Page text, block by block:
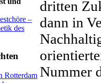
–
des
Rotterdam
dritten
dann in
Nummer